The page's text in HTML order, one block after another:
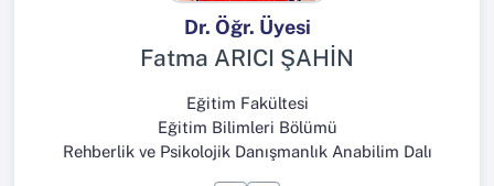
Dr. Öğr. Üyesi
Fatma ARICI ŞAHİN
Eğitim Fakültesi
Eğitim Bilimleri Bölümü
Rehberlik ve Psikolojik Danışmanlık Anabilim Dalı